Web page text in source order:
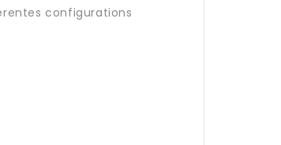
configurations